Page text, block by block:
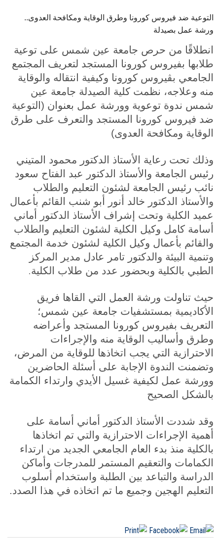
الزائـرون
سجل الان
التوعية ضد فيروس كورونا وطرق الوقاية ومكافحة العدوى..
ورشة عمل بصيدلة
انطلاقًا من حرص جامعة عين شمس على توعية
طلابها بفيروس كورونا المستجد لتعريف المجتمع
الجامعي بڤيروس كورونا وكيفية انتقاله والوقاية
منه وعلاجه، نظمت كلية الصيدلة جامعة عين
شمس ندوة توعوية وورشة عمل بعنوان (التوعية
ضد فيروس كورونا المستجد والتعرف على طرق
الوقاية ومكافحة العدوى)
وذلك تحت رعاية الأستاذ الدكتور محمود المتيني
رئيس الجامعة والأستاذ الدكتور عبد الفتاح سعود
نائب رئيس الجامعة لشئون التعليم والطلاب
والأستاذ الدكتور خالد أنور أبو شنب القائم بأعمال
عميد الكلية وتحت إشراف الأستاذ الدكتور أماني
أسامة كامل وكيل الكلية لشئون التعليم والطلاب
والقائم بأعمال وكيل الكلية لشئون خدمة المجتمع
وتنمية البيئة والدكتور تامر عادل مدير المركز
الطبي بالكلية وبحضور عدد من طلاب الكلية.
حيث تناولت ورشة العمل التي القاها فريق
الأكاديمية بمستشفيات جامعة عين شمس؛
التعريف بفيروس كورونا المستجد وأعراضه
وطرق وأساليب الوقاية منه والإجراءات
الاحترازية التي يجب اتخاذها للوقاية من المرض،
وتضمنت الندوة الإجابة على أسئلة الحاضرين
وورشة عمل لكيفية غسيل الأيدي وارتداء الكمامة
بالشكل الصحيح
وقد شددت الأستاذ الدكتور أماني أسامة على
أهمية الإجراءات الاحترازية والتي تم اتخاذها
بالكلية منذ بدء العام الجامعي الجديد من ارتداء
الكمامات والتعقيم المستمر للمدرجات وأماكن
الدراسة والتباعد بين الطلبة واستخدام أسلوب
التعليم الهجين وجميع ما تم اتخاذه في هذا الصدد.